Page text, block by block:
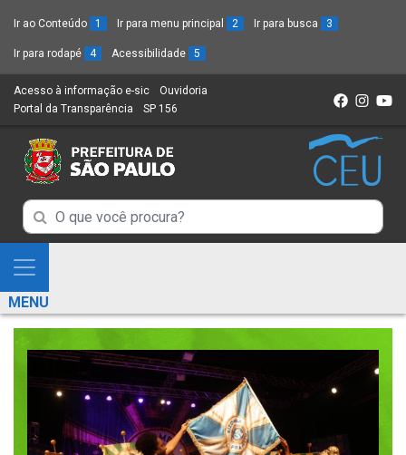
Ir ao Conteúdo 1 Ir para menu principal 2 Ir para busca 3
Ir para rodapé 4 Acessibilidade 5
Acesso à informação e-sic (Link
para
novo
sítio)
Ouvidoria
Portal da Transparência (Link
um
novo
SP 156
Campo
de
Busca
de
informações
Campo
de
de
informações
Mostra
e
Esconde
Menu
MENU